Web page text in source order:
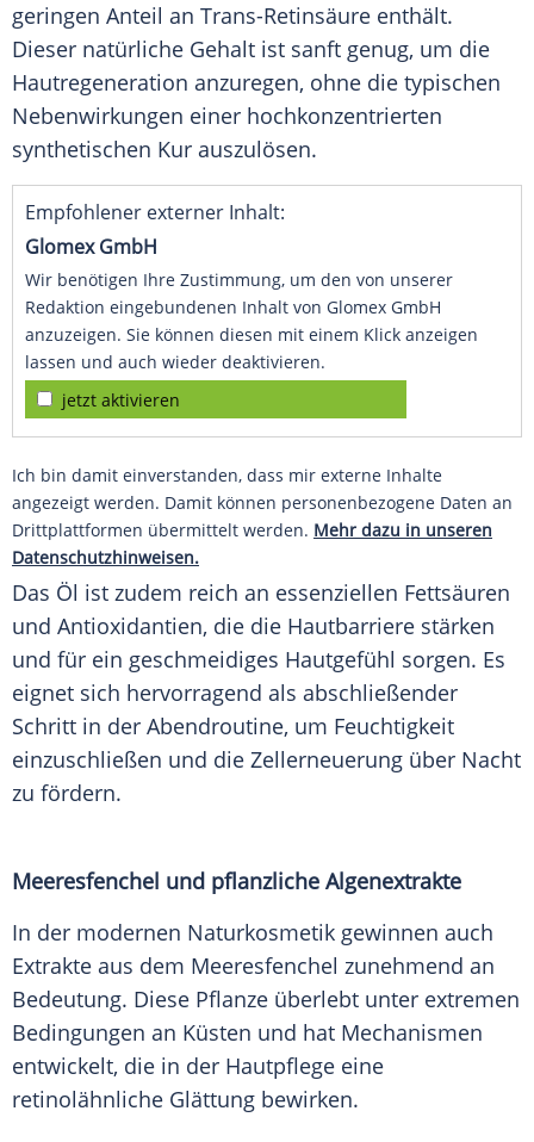
geringen Anteil an Trans-Retinsäure enthält.
Dieser natürliche Gehalt ist sanft genug, um die
Hautregeneration anzuregen, ohne die typischen
Nebenwirkungen einer hochkonzentrierten
synthetischen Kur auszulösen.
Empfohlener externer Inhalt:
Glomex GmbH
Wir benötigen Ihre Zustimmung, um den von unserer
Redaktion eingebundenen Inhalt von Glomex GmbH
anzuzeigen. Sie können diesen mit einem Klick anzeigen
lassen und auch wieder deaktivieren.
jetzt aktivieren
Ich bin damit einverstanden, dass mir externe Inhalte
angezeigt werden. Damit können personenbezogene Daten an
Drittplattformen übermittelt werden. Mehr dazu in unseren
Datenschutzhinweisen.
Das Öl ist zudem reich an essenziellen Fettsäuren
und Antioxidantien, die die Hautbarriere stärken
und für ein geschmeidiges Hautgefühl sorgen. Es
eignet sich hervorragend als abschließender
Schritt in der Abendroutine, um Feuchtigkeit
einzuschließen und die Zellerneuerung über Nacht
zu fördern.
Meeresfenchel und pflanzliche Algenextrakte
In der modernen Naturkosmetik gewinnen auch
Extrakte aus dem Meeresfenchel zunehmend an
Bedeutung. Diese Pflanze überlebt unter extremen
Bedingungen an Küsten und hat Mechanismen
entwickelt, die in der Hautpflege eine
retinolähnliche Glättung bewirken.